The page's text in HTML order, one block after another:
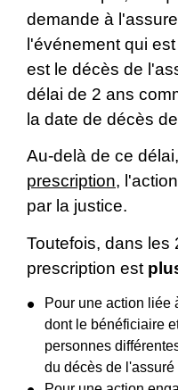
demande à
l'événement qui
est le décès de
délai de 2 ans
la date de décès
Au-delà de ce
prescription,
par la justice.
Toutefois, dans les
prescription est
Pour une action liée
dont le bénéficiaire
personnes
du décès de l'assuré